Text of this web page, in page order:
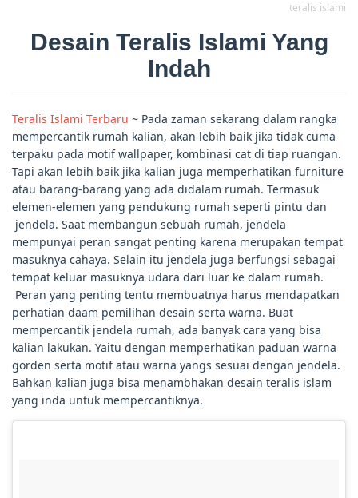
teralis islami
Desain Teralis Islami Yang
Indah
Teralis Islami Terbaru ~ Pada zaman sekarang dalam rangka
mempercantik rumah kalian, akan lebih baik jika tidak cuma
terpaku pada motif wallpaper, kombinasi cat di tiap ruangan.
Tapi akan lebih baik jika kalian juga memperhatikan furniture
atau barang-barang yang ada didalam rumah. Termasuk
elemen-elemen yang pendukung rumah seperti pintu dan
jendela. Saat membangun sebuah rumah, jendela
mempunyai peran sangat penting karena merupakan tempat
masuknya cahaya. Selain itu jendela juga berfungsi sebagai
tempat keluar masuknya udara dari luar ke dalam rumah.
Peran yang penting tentu membuatnya harus mendapatkan
perhatian daam pemilihan desain serta warna. Buat
mempercantik jendela rumah, ada banyak cara yang bisa
kalian lakukan. Yaitu dengan memperhatikan paduan warna
gorden serta motif atau warna yangs sesuai dengan jendela.
Bahkan kalian juga bisa menambhakan desain teralis islam
yang inda untuk mempercantiknya.